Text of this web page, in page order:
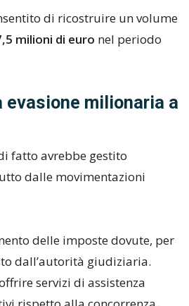
di ricostruire un volume
milioni di euro nel periodo
milionaria a
fatto avrebbe gestito
dalle movimentazioni
delle imposte dovute, per
dall’autorità giudiziaria.
servizi di assistenza